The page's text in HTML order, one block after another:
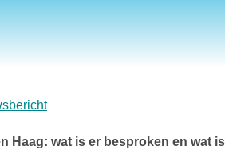
Haag: wat is er besproken en wat